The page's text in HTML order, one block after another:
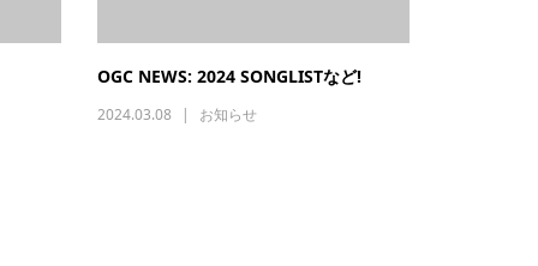
OGC NEWS: 2024 SONGLISTなど!
2024.03.08 お知らせ